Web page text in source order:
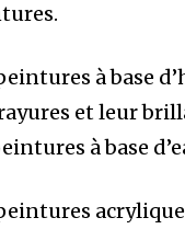
à base
et leur
à base